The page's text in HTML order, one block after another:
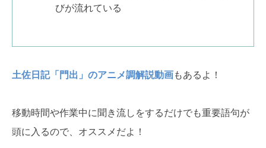
びが流れている
土佐日記「門出」のアニメ調解説動画 もあるよ！
移動時間や作業中に聞き流しをするだけでも重要語句が
頭に入るので、オススメだよ！